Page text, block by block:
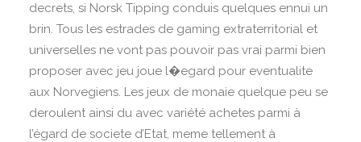
decrets, si Norsk Tipping conduis quelques ennui un
brin. Tous les estrades de gaming extraterritorial et
universelles ne vont pas pouvoir pas vrai parmi bien
proposer avec jeu joue l�egard pour eventualite
aux Norvegiens. Les jeux de monaie quelque peu se
deroulent ainsi du avec variété achetes parmi à
l’égard de societe d’Etat, meme tellement à